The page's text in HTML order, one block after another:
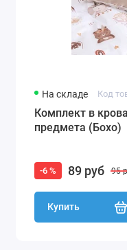
На складе Код
Комплект в
предмета (Бохо)
-6 % 89 руб 95
Купить